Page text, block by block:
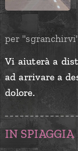
per
Vi aiuterà a
ad arrivare a
dolore.
IN SPIAGGIA